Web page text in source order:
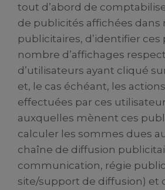
tout d’abord de
de publicités affichées dans
publicitaires, d’identifier
nombre d’affichages
d’utilisateurs ayant cliqué
et, le cas échéant, les
effectuées par ces
auxquelles mènent ces
calculer les sommes dues
chaîne de diffusion
communication, régie
site/support de diffusion) et